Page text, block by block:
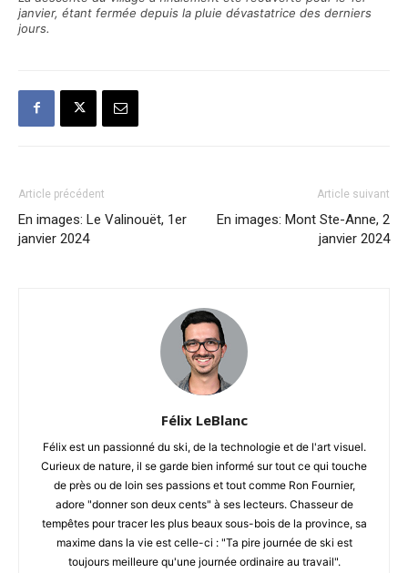
janvier, étant fermée depuis la pluie dévastatrice des derniers
jours.
Article précédent
En images: Le Valinouët, 1er
janvier 2024
Article suivant
En images: Mont Ste-Anne, 2
janvier 2024
Félix LeBlanc
Félix est un passionné du ski, de la technologie et de l'art visuel.
Curieux de nature, il se garde bien informé sur tout ce qui touche
de près ou de loin ses passions et tout comme Ron Fournier,
adore "donner son deux cents" à ses lecteurs. Chasseur de
tempêtes pour tracer les plus beaux sous-bois de la province, sa
maxime dans la vie est celle-ci : "Ta pire journée de ski est
toujours meilleure qu'une journée ordinaire au travail".